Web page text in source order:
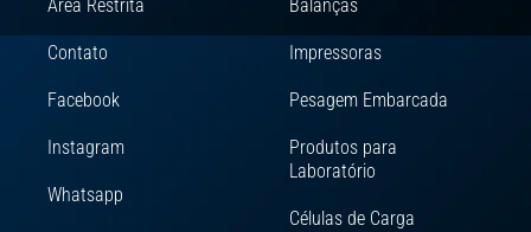
Área Restrita
Contato
Facebook
Instagram
Whatsapp
Balanças
Impressoras
Pesagem Embarcada
Produtos para
Laboratório
Células de Carga